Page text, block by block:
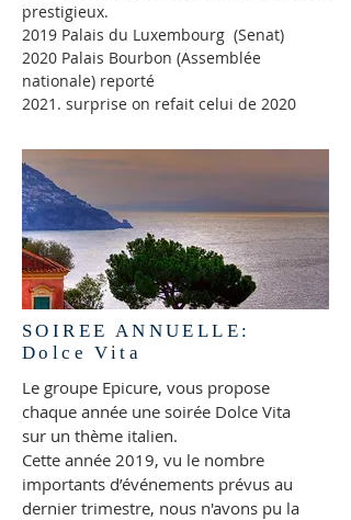
prestigieux.
2019 Palais du Luxembourg (Senat)
2020 Palais Bourbon (Assemblée
nationale) reporté
2021. surprise on refait celui de 2020
SOIREE ANNUELLE:
Dolce Vita
Le groupe Epicure, vous propose
chaque année une soirée Dolce Vita
sur un thème italien.
Cette année 2019, vu le nombre
importants d’événements prévus au
dernier trimestre, nous n'avons pu la